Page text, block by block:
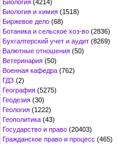
Биология (4214)
Биология и химия (1518)
Биржевое дело (68)
Ботаника и сельское хоз-во (2836)
Бухгалтерский учет и аудит (8269)
Валютные отношения (50)
Ветеринария (50)
Военная кафедра (762)
ГДЗ (2)
География (5275)
Геодезия (30)
Геология (1222)
Геополитика (43)
Государство и право (20403)
Гражданское право и процесс (465)